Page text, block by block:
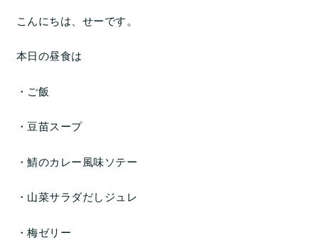
こんにちは、せーです。
本日の昼食は
・ご飯
・豆苗スープ
・鯖のカレー風味ソテー
・山菜サラダだしジュレ
・梅ゼリー